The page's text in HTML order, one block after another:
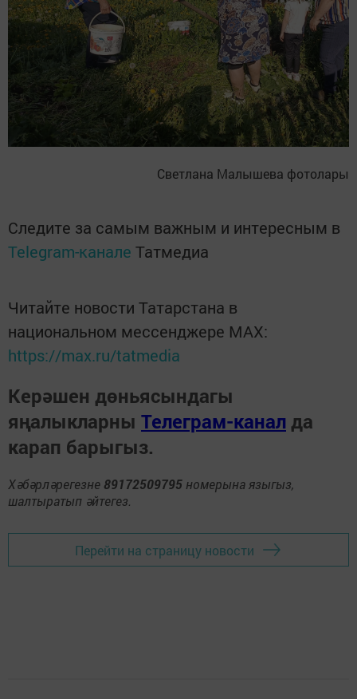
Светлана Малышева фотолары
Следите за самым важным и интересным в
Telegram-канале Татмедиа
Читайте новости Татарстана в
национальном мессенджере MАХ:
https://max.ru/tatmedia
Керәшен дөньясындагы
яңалыкларны Телеграм-канал да
карап барыгыз.
Хәбәрләрегезне 89172509795 номерына языгыз,
шалтыратып әйтегез.
Перейти на страницу новости